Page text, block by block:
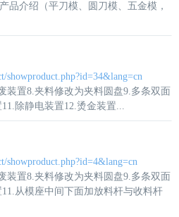
品介绍（平刀模、圆刀模、五金模，
装置8.夹料修改为夹料圆盘9.多条双面
除静电装置12.烫金装置...
装置8.夹料修改为夹料圆盘9.多条双面
从模座中间下面加放料杆与收料杆